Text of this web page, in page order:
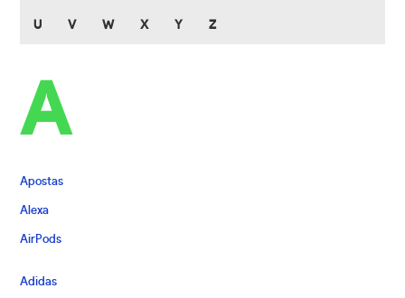
U V W X Y Z
A
Apostas
Alexa
AirPods
Adidas